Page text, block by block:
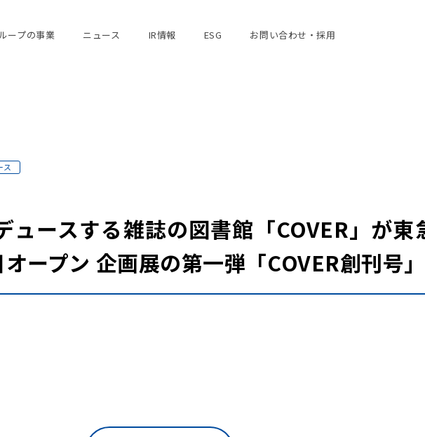
ープの事業 ニュース IR情報 ESG お問い合わせ・採用
ス
ュースする雑誌の図書館「COVER」が東
ープン 企画展の第一弾「COVER創刊号